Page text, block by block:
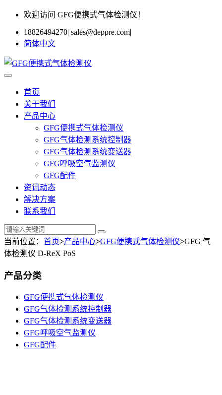
欢迎访问 GFG便携式气体检测仪！
18826494270| sales@deppre.com|
简体中文
首页
关于我们
产品中心
GFG便携式气体检测仪
GFG气体检测系统控制器
GFG气体检测系统变送器
GFG呼吸空气监测仪
GFG配件
资讯动态
解决方案
联系我们
当前位置： 首页>产品中心>GFG便携式气体检测仪>GFG 气
体检测仪 D-ReX PoS
产品分类
GFG便携式气体检测仪
GFG气体检测系统控制器
GFG气体检测系统变送器
GFG呼吸空气监测仪
GFG配件